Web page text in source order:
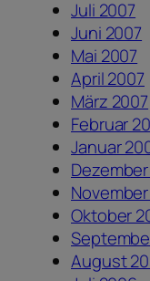
Juli 2007
Juni 2007
Mai 2007
April 2007
März 2007
Februar
Januar
Oktober
August